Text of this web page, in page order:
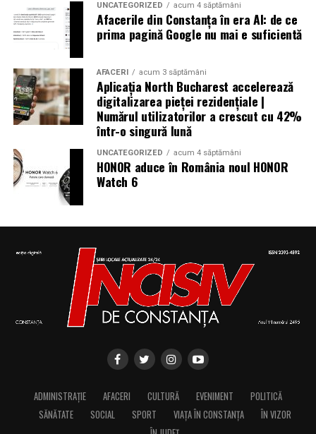
UNCATEGORIZED acum 4 săptămâni
Afacerile din Constanța în era AI: de ce
prima pagină Google nu mai e suficientă
AFACERI acum 3 săptămâni
Aplicația North Bucharest accelerează
digitalizarea pieței rezidențiale |
Numărul utilizatorilor a crescut cu 42%
într-o singură lună
UNCATEGORIZED acum 4 săptămâni
HONOR aduce în România noul HONOR
Watch 6
ADMINISTRAȚIE AFACERI CULTURĂ EVENIMENT
POLITICĂ
SĂNĂTATE
SOCIAL SPORT VIAȚA ÎN CONSTANȚA
ÎN VIZOR